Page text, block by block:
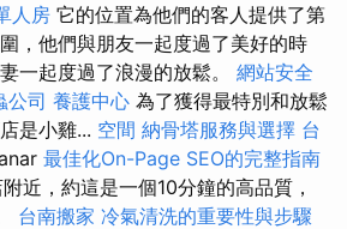
人房 它的位置為他們的客人提供了第
，他們與朋友一起度過了美好的時
一起度過了浪漫的放鬆。 網站安全
公司 養護中心 為了獲得最特別和放鬆
是小雞... 空間 納骨塔服務與選擇 台
最佳化On-Page SEO的完整指南
近，約這是一個10分鐘的高品質，
台南搬家 冷氣清洗的重要性與步驟